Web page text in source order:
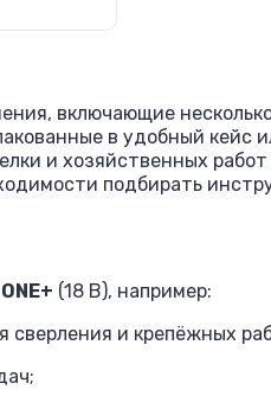
включающие
в удобный кейс
и хозяйственных
подбирать
(18 В), например:
сверления и крепёжных